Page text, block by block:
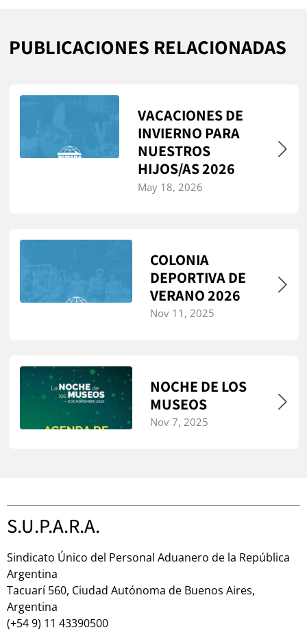
PUBLICACIONES RELACIONADAS
VACACIONES DE
INVIERNO PARA
NUESTROS
HIJOS/AS 2026
May 18, 2026
COLONIA
DEPORTIVA DE
VERANO 2026
Nov 11, 2025
NOCHE DE LOS
MUSEOS
Nov 7, 2025
S.U.P.A.R.A.
Sindicato Único del Personal Aduanero de la República
Argentina
Tacuarí 560, Ciudad Autónoma de Buenos Aires,
Argentina
(+54 9) 11 43390500